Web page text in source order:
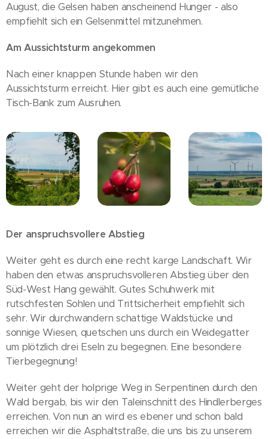
August, die Gelsen haben anscheinend Hunger - also
empfiehlt sich ein Gelsenmittel mitzunehmen.
Am Aussichtsturm angekommen
Nach einer knappen Stunde haben wir den
Aussichtsturm erreicht. Hier gibt es auch eine gemütliche
Tisch-Bank zum Ausruhen.
Der anspruchsvollere Abstieg
Weiter geht es durch eine recht karge Landschaft. Wir
haben den etwas anspruchsvolleren Abstieg über den
Süd-West Hang gewählt. Gutes Schuhwerk mit
rutschfesten Sohlen und Trittsicherheit empfiehlt sich
sehr. Wir durchwandern schattige Waldstücke und
sonnige Wiesen, quetschen uns durch ein Weidegatter
um plötzlich drei Eseln zu begegnen. Eine besondere
Tierbegegnung!
Weiter geht der holprige Weg in Serpentinen durch den
Wald bergab, bis wir den Taleinschnitt des Hindlerberges
erreichen. Von nun an wird es ebener und schon bald
erreichen wir die Asphaltstraße, die uns bis zu unserem